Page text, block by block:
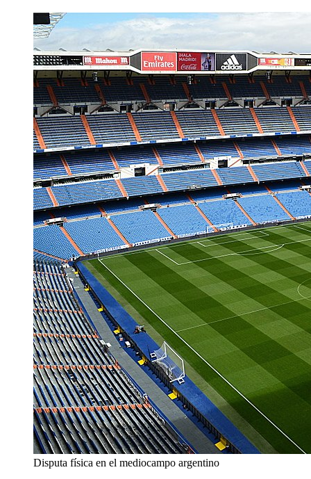
Disputa física en el mediocampo argentino